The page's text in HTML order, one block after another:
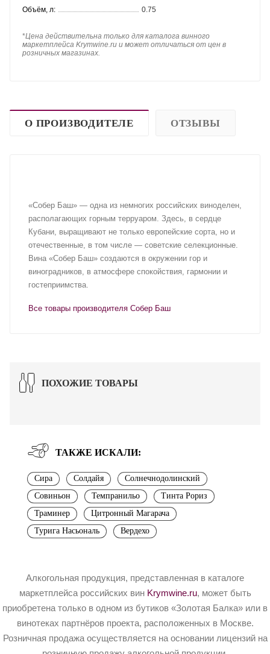
Объём, л:
0.75
*Цена действительна только для каталога винного
маркетплейса Krymwine.ru и может отличаться от цен в
розничных магазинах.
О ПРОИЗВОДИТЕЛЕ ОТЗЫВЫ
«Собер Баш» — одна из немногих российских виноделен,
располагающих горным терруаром. Здесь, в сердце
Кубани, выращивают не только европейские сорта, но и
отечественные, в том числе — советские селекционные.
Вина «Собер Баш» создаются в окружении гор и
виноградников, в атмосфере спокойствия, гармонии и
гостеприимства.
Все товары производителя Собер Баш
ПОХОЖИЕ ТОВАРЫ
ТАКЖЕ ИСКАЛИ:
Сира Солдайя
Солнечнодолинский
Совиньон
Темпранильо
Тинта Рориз
Траминер
Цитронный Магарача
Турига Насьональ
Вердехо
Алкогольная продукция, представленная в каталоге
маркетплейса российских вин Krymwine.ru, может быть
приобретена только в одном из бутиков «Золотая Балка» или в
винотеках партнёров проекта, расположенных в Москве.
Розничная продажа осуществляется на основании лицензий на